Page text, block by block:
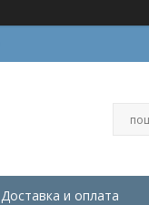
Доставка и оплата